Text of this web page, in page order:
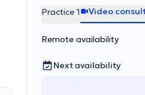
Practice 1 Video
Remote availability
Next availability